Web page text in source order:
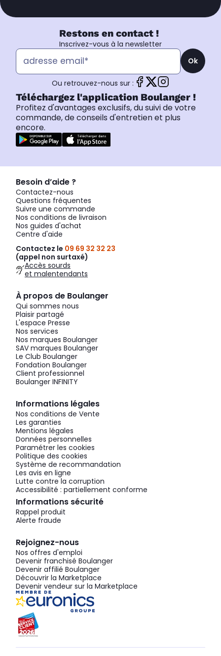
Restons en contact !
Inscrivez-vous à la newsletter
Ok
Ou retrouvez-nous sur :
Téléchargez l'application Boulanger !
Profitez d'avantages exclusifs, du suivi de votre
commande, de conseils d'entretien et plus
encore.
Besoin d’aide ?
Contactez-nous
Questions fréquentes
Suivre une commande
Nos conditions de livraison
Nos guides d'achat
Centre d'aide
Contactez le 09 69 32 32 23
(appel non surtaxé)
Accès sourds
et malentendants
À propos de Boulanger
Qui sommes nous
Plaisir partagé
L'espace Presse
Nos services
Nos marques Boulanger
SAV marques Boulanger
Le Club Boulanger
Fondation Boulanger
Client professionnel
Boulanger INFINITY
Informations légales
Nos conditions de Vente
Les garanties
Mentions légales
Données personnelles
Paramétrer les cookies
Politique des cookies
Système de recommandation
Les avis en ligne
Lutte contre la corruption
Accessibilité : partiellement conforme
Informations sécurité
Rappel produit
Alerte fraude
Rejoignez-nous
Nos offres d'emploi
Devenir franchisé Boulanger
Devenir affilié Boulanger
Découvrir la Marketplace
Devenir vendeur sur la Marketplace